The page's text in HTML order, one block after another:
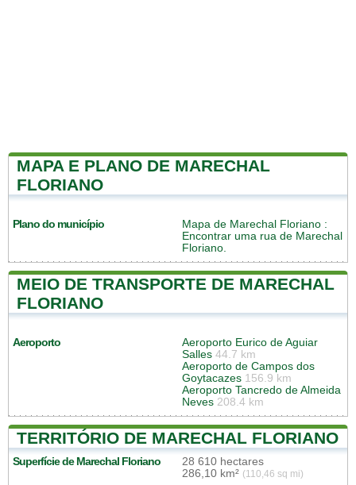
MAPA E PLANO DE MARECHAL
FLORIANO
Plano do município Mapa de Marechal Floriano :
Encontrar uma rua de Marechal
Floriano.
MEIO DE TRANSPORTE DE MARECHAL
FLORIANO
Aeroporto
Aeroporto Eurico de Aguiar
Salles 44.7 km
Aeroporto de Campos dos
Goytacazes 156.9 km
Aeroporto Tancredo de Almeida
Neves 208.4 km
TERRITÓRIO DE MARECHAL FLORIANO
Superfície de Marechal Floriano
28 610 hectares
286,10 km² (110,46 sq mi)